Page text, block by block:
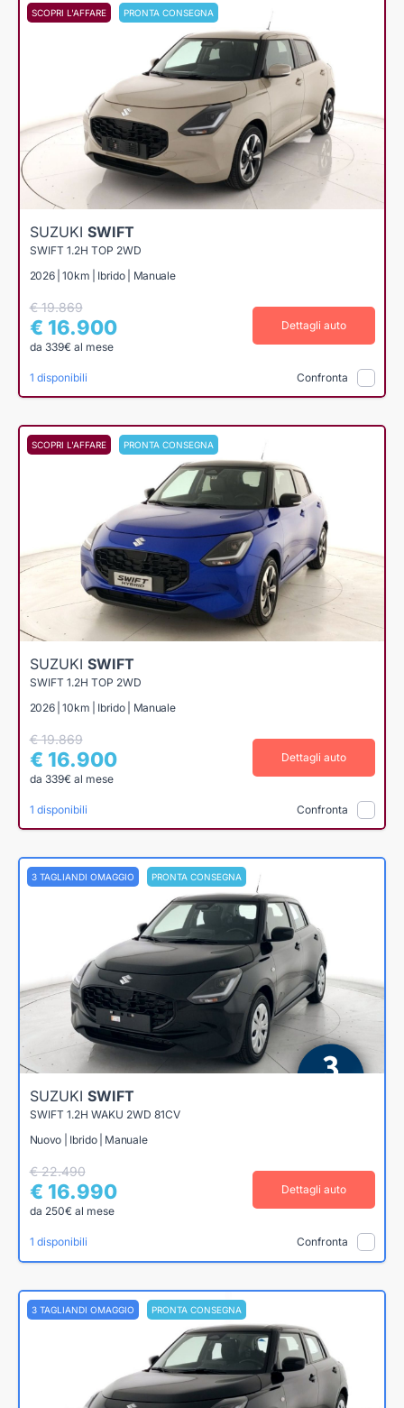
SCOPRI L'AFFARE PRONTA CONSEGNA
SUZUKI SWIFT
SWIFT 1.2H TOP 2WD
2026 | 10km | Ibrido | Manuale
€ 19.869
€ 16.900
da 339€ al mese
Dettagli auto
1 disponibili Confronta
SCOPRI L'AFFARE PRONTA CONSEGNA
SUZUKI SWIFT
SWIFT 1.2H TOP 2WD
2026 | 10km | Ibrido | Manuale
€ 19.869
€ 16.900
da 339€ al mese
Dettagli auto
1 disponibili Confronta
3 TAGLIANDI OMAGGIO PRONTA CONSEGNA
SUZUKI SWIFT
SWIFT 1.2H WAKU 2WD 81CV
Nuovo | Ibrido | Manuale
€ 22.490
€ 16.990
da 250€ al mese
Dettagli auto
1 disponibili Confronta
3 TAGLIANDI OMAGGIO PRONTA CONSEGNA